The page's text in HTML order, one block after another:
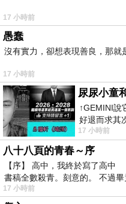
17 小時前
愚蠢
沒有實力，卻想表現善良，那就
17 小時前
尿尿小童
↑GEMINI說
好退而求其
年人臉孔」
17 小時前
八十八頁的青春～序
【序】 高中，我終於寫了高
書稿全數殺青。刻意的。 不過
17 小時前